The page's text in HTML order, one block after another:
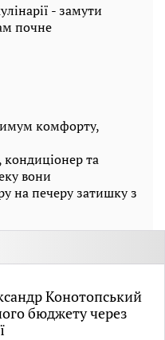
- замути
почне
комфорту,
кондиціонер та
вони
на печеру затишку з
Конотопський
бюджету через